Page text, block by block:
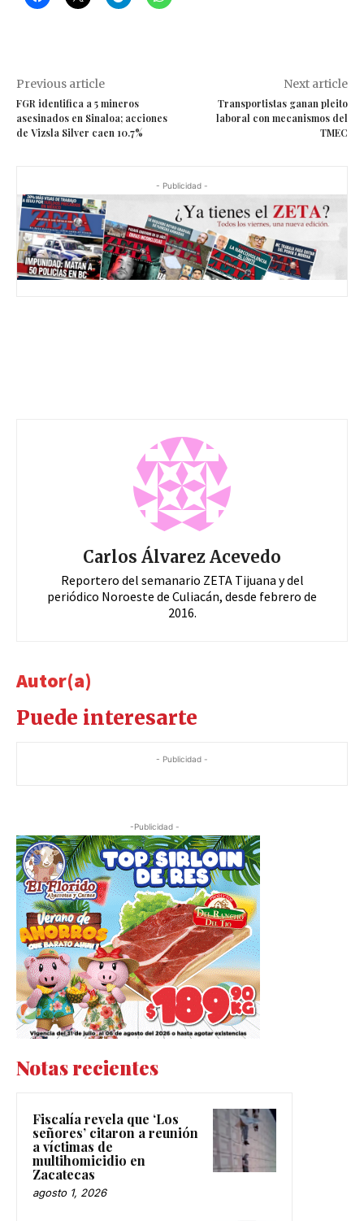
Previous article
FGR identifica a 5 mineros
asesinados en Sinaloa; acciones
de Vizsla Silver caen 10.7%
Next article
Transportistas ganan pleito
laboral con mecanismos del
TMEC
- Publicidad -
Carlos Álvarez Acevedo
Reportero del semanario ZETA Tijuana y del
periódico Noroeste de Culiacán, desde febrero de
2016.
Autor(a)
Puede interesarte
- Publicidad -
-Publicidad -
Notas recientes
Fiscalía revela que ‘Los
señores’ citaron a reunión
a víctimas de
multihomicidio en
Zacatecas
agosto 1, 2026